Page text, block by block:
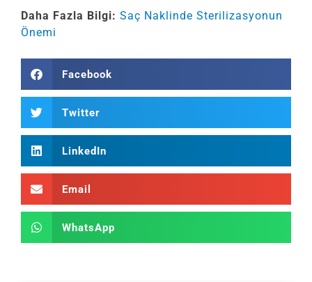
Daha Fazla Bilgi: Saç Naklinde Sterilizasyonun
Önemi
Facebook
Twitter
LinkedIn
Email
WhatsApp